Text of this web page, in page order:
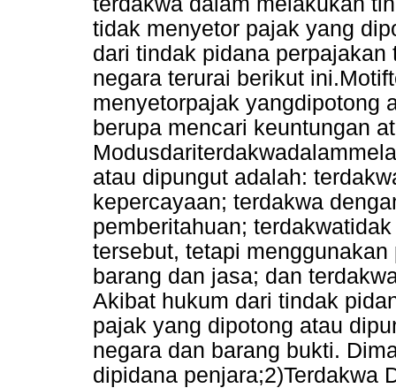
tidak menyetor pajak yang
dari tindak pidana
negara terurai berikut
menyetorpajak yangdipotong
berupa mencari keuntungan
atau dipungut adalah:
kepercayaan; terdakwa
pemberitahuan;
tersebut, tetapi
barang dan jasa; dan
Akibat hukum dari tindak
pajak yang dipotong atau
negara dan barang bukti.
dipidana penjara;2)Terdakwa